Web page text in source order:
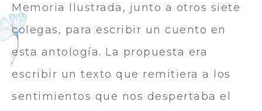
Memoria Ilustrada, junto a otros siete
colegas, para escribir un cuento en
esta antología. La propuesta era
escribir un texto que remitiera a los
sentimientos que nos despertaba el